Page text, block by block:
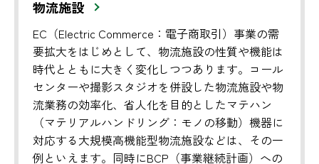
物流施設
EC（Electric Commerce：電子商取引）事業の需
要拡大をはじめとして、物流施設の性質や機能は
時代とともに大きく変化しつつあります。コール
センターや撮影スタジオを併設した物流施設や物
流業務の効率化、省人化を目的としたマテハン
（マテリアルハンドリング：モノの移動）機器に
対応する大規模高機能型物流施設などは、その一
例といえます。同時にBCP（事業継続計画）への